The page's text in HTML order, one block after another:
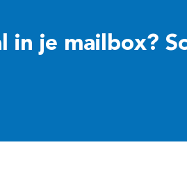
in je mailbox?